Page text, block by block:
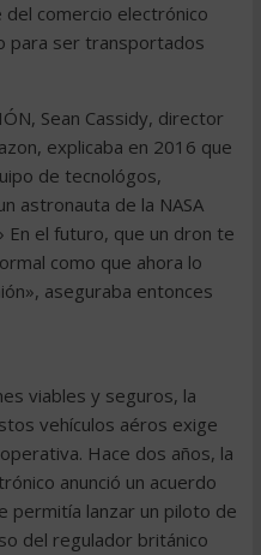
comercio electrónico
para ser transportados
Sean Cassidy, director
explicaba en 2016 que
de tecnológos,
astronauta de la NASA
el futuro, que un dron te
como que ahora lo
aseguraba entonces
viables y seguros, la
vehículos aéros exige
Hace dos años, la
anunció un acuerdo
permitía lanzar un piloto de
del regulador británico